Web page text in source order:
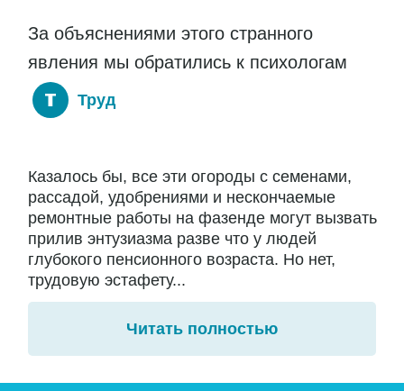
За объяснениями этого странного
явления мы обратились к психологам
Труд
Казалось бы, все эти огороды с семенами,
рассадой, удобрениями и нескончаемые
ремонтные работы на фазенде могут вызвать
прилив энтузиазма разве что у людей
глубокого пенсионного возраста. Но нет,
трудовую эстафету...
Читать полностью